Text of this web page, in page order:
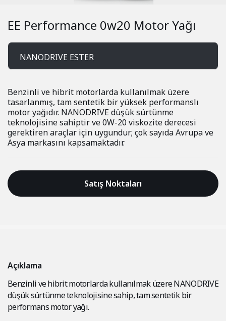
EE Performance 0w20 Motor Yağı
NANODRIVE ESTER
Benzinli ve hibrit motorlarda kullanılmak üzere
tasarlanmış, tam sentetik bir yüksek performanslı
motor yağıdır. NANODRIVE düşük sürtünme
teknolojisine sahiptir ve 0W-20 viskozite derecesi
gerektiren araçlar için uygundur; çok sayıda Avrupa ve
Asya markasını kapsamaktadır.
Satış Noktaları
Açıklama
Benzinli ve hibrit motorlarda kullanılmak üzere NANODRIVE
düşük sürtünme teknolojisine sahip, tam sentetik bir
performans motor yağı.